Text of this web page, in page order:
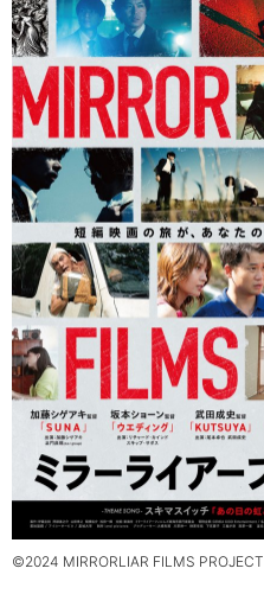
©2024 MIRRORLIAR FILMS PROJECT